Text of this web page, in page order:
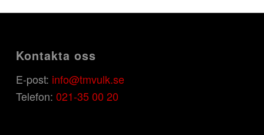
Kontakta oss
E-post: info@tmvulk.se
Telefon: 021-35 00 20